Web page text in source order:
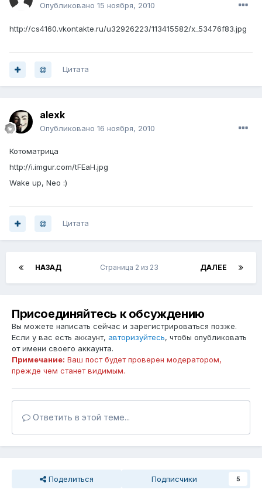
Опубликовано 15 ноября, 2010
http://cs4160.vkontakte.ru/u32926223/113415582/x_53476f83.jpg
Цитата
alexk
Опубликовано 16 ноября, 2010
Котоматрица
http://i.imgur.com/tFEaH.jpg
Wake up, Neo :)
Цитата
НАЗАД ДАЛЕЕ
Страница 2 из 23
Присоединяйтесь к обсуждению
Вы можете написать сейчас и зарегистрироваться позже.
Если у вас есть аккаунт, авторизуйтесь, чтобы опубликовать
от имени своего аккаунта.
Примечание: Ваш пост будет проверен модератором,
прежде чем станет видимым.
Ответить в этой теме...
Поделиться Подписчики 5